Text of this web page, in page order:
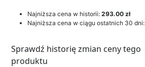
Najniższa cena w historii: 293.00 zł
Najniższa cena w ciągu ostatnich 30 dni:
Sprawdź historię zmian ceny tego
produktu